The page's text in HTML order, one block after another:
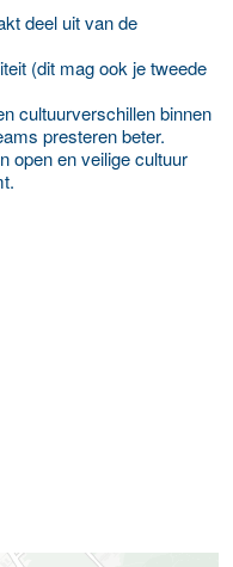
deel uit van de
(dit mag ook je tweede
cultuurverschillen binnen
presteren beter.
open en veilige cultuur